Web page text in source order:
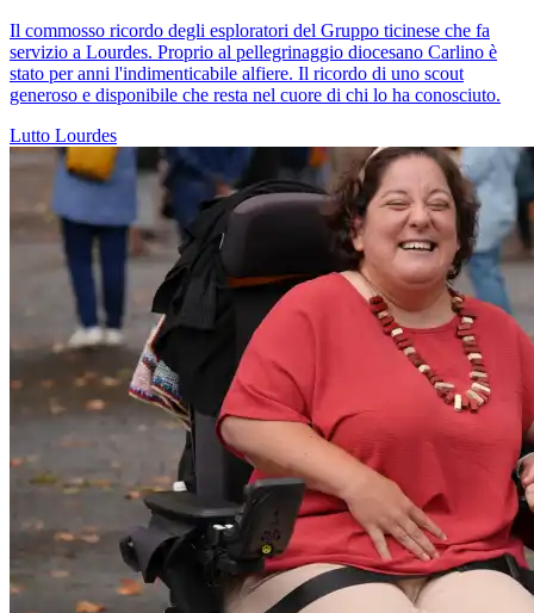
Il commosso ricordo degli esploratori del Gruppo ticinese che fa
servizio a Lourdes. Proprio al pellegrinaggio diocesano Carlino è
stato per anni l'indimenticabile alfiere. Il ricordo di uno scout
generoso e disponibile che resta nel cuore di chi lo ha conosciuto.
Lutto Lourdes